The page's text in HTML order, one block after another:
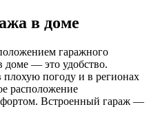
в доме
гаражного
доме — это удобство.
погоду и в регионах
расположение
Встроенный гараж —